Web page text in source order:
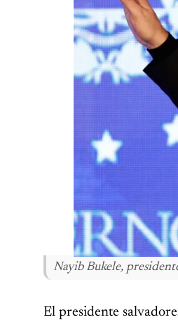
Nayib Bukele,
El presidente